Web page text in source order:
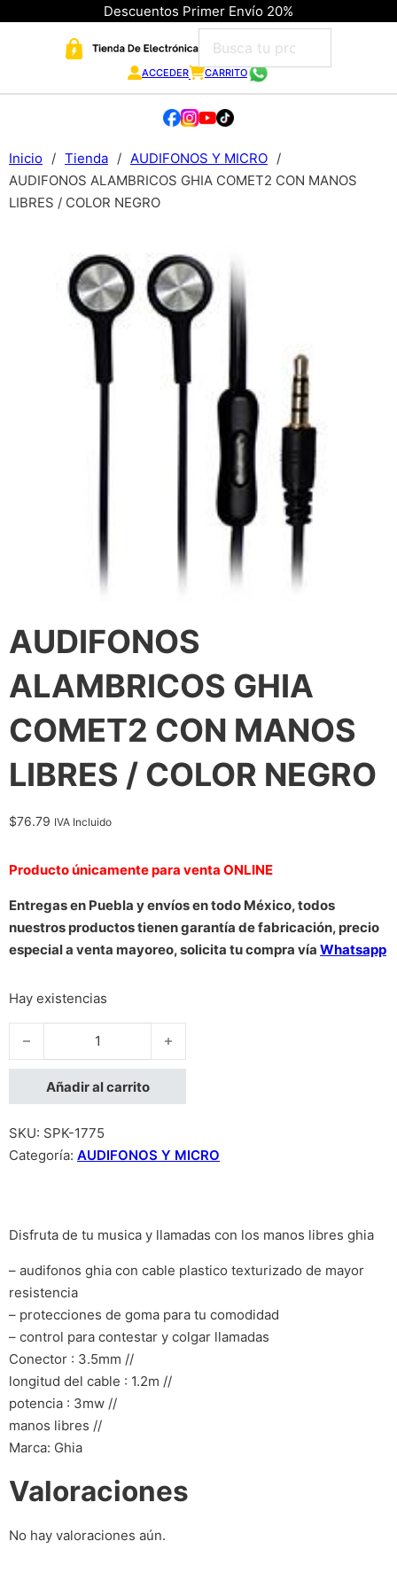
Descuentos Primer Envío 20%
ACCEDER CARRITO
Inicio / Tienda / AUDIFONOS Y MICRO /
AUDIFONOS ALAMBRICOS GHIA COMET2 CON MANOS
LIBRES / COLOR NEGRO
AUDIFONOS
ALAMBRICOS GHIA
COMET2 CON MANOS
LIBRES / COLOR NEGRO
$76.79 IVA Incluido
Producto únicamente para venta ONLINE
Entregas en Puebla y envíos en todo México, todos
nuestros productos tienen garantía de fabricación, precio
especial a venta mayoreo, solicita tu compra vía Whatsapp
Hay existencias
AUDIFONOS ALAMBRICOS GHIA COMET2 CON MANOS
Añadir al carrito
SKU: SPK-1775
Categoría: AUDIFONOS Y MICRO
Disfruta de tu musica y llamadas con los manos libres ghia
– audifonos ghia con cable plastico texturizado de mayor
resistencia
– protecciones de goma para tu comodidad
– control para contestar y colgar llamadas
Conector : 3.5mm //
longitud del cable : 1.2m //
potencia : 3mw //
manos libres //
Marca: Ghia
Valoraciones
No hay valoraciones aún.